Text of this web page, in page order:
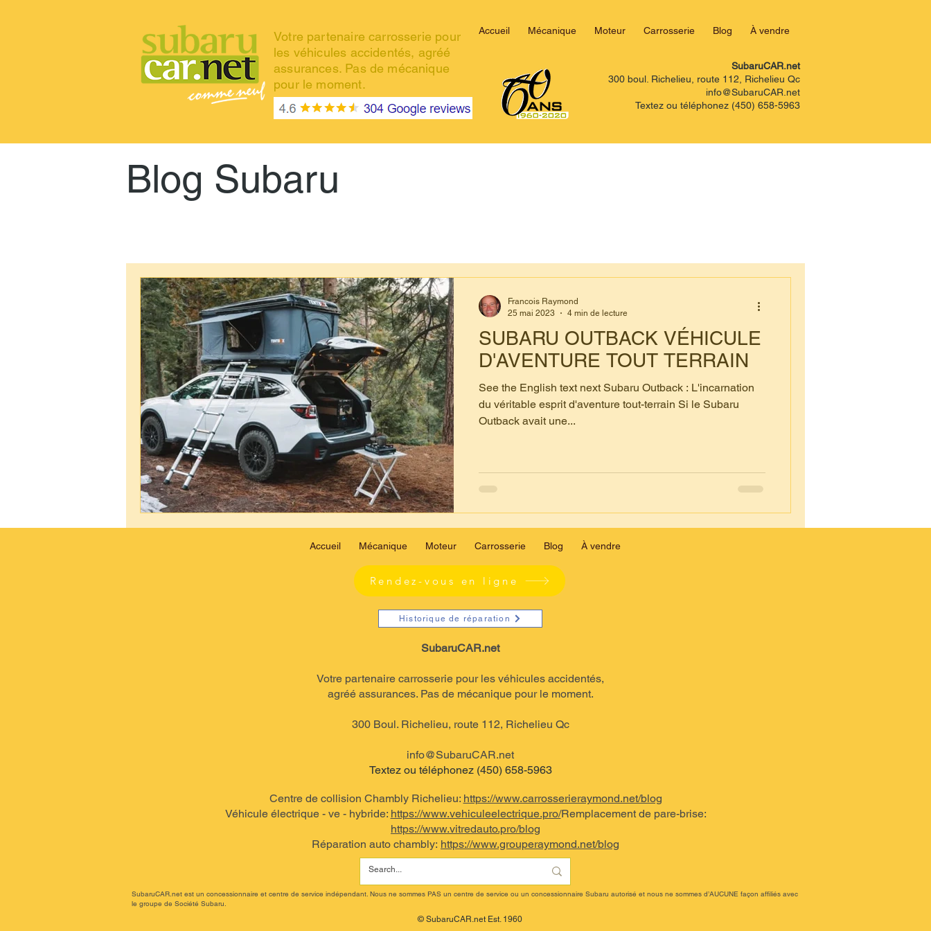
Accueil Mécanique Moteur Carrosserie Blog À vendre
SubaruCAR.net
300 boul. Richelieu, route 112, Richelieu Qc
info@SubaruCAR.net
Textez ou téléphonez (450) 658-5963
Votre partenaire carrosserie pour
les véhicules accidentés, agréé
assurances. Pas de mécanique
pour le moment.
Blog Subaru
VitreDauto.pro Moteur Subaru Subaru WRX Subaru BRZ
Subaru Outback Subaru Crosstrek Subaru Forester Subaru Ascent Subaru Solterra Clef Verte
Financement Subaru Spécification Subaru Moteur Subaru Pneus Subaru Subaru Concept CAR
Vente de Subaru
SUBARU OUTBACK VÉHICULE
D'AVENTURE TOUT TERRAIN
See the English text next Subaru Outback : L'incarnation
du véritable esprit d'aventure tout-terrain Si le Subaru
Outback avait une...
Francois Raymond
25 mai 2023
4 min de lecture
Accueil Mécanique Moteur Carrosserie Blog À vendre
Rendez-vous en ligne
Historique de réparation
SubaruCAR.net
Votre partenaire carrosserie pour les véhicules accidentés,
agréé assurances. Pas de mécanique pour le moment.
300 Boul. Richelieu, route 112, Richelieu Qc
info@SubaruCAR.net
Textez ou téléphonez (450) 658-5963
Centre de collision Chambly Richelieu: https://www.carrosserieraymond.net/blog
Véhicule électrique - ve - hybride: https://www.vehiculeelectrique.pro/Remplacement de pare-brise:
https://www.vitredauto.pro/blog
Réparation auto chambly: https://www.grouperaymond.net/blog
SubaruCAR.net est un concessionnaire et centre de service indépendant. Nous ne sommes PAS un centre de service ou un concessionnaire Subaru autorisé et nous ne sommes d’AUCUNE façon affiliés avec
le groupe de Société Subaru.
© SubaruCAR.net Est. 1960